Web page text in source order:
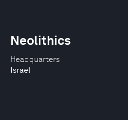
Headquarters
Israel
Neolithics